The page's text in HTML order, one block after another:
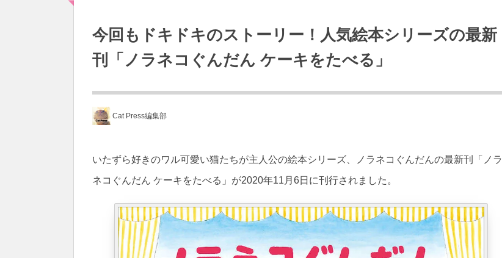
今回もドキドキのストーリー！人気絵本シリーズの最新
刊「ノラネコぐんだん ケーキをたべる」
Cat Press編集部
いたずら好きのワル可愛い猫たちが主人公の絵本シリーズ、ノラネコぐんだんの最新刊「ノラ
ネコぐんだん ケーキをたべる」が2020年11月6日に刊行されました。